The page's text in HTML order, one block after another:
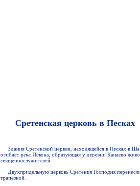
Сретенская церковь в Песках
Здания Сретенской церкви, находящейся в Песках в
огибает река Искона, образующая у деревни Канаево
священнослужителей.
Двухпридельную церковь Сретения Господня
трапезной.